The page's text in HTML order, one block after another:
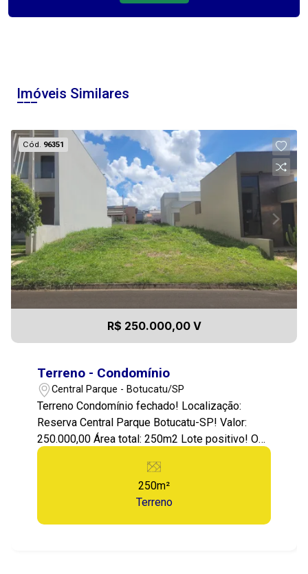
Imóveis Similares
Cód. 96351
R$ 250.000,00 V
Terreno - Condomínio
Central Parque - Botucatu/SP
Terreno Condomínio fechado! Localização:
Reserva Central Parque Botucatu-SP! Valor:
250.000,00 Área total: 250m2 Lote positivo! O
Terreno é perfeito para construir sua residência,
bem localizado no condomínio! Reserva Central
Parque, Condomínio Fechado, portaria 24 horas,
com localização privilegiada, próximo a serviços
como supermercados, farmácia, etc... Com ótimo
250m²
Terreno